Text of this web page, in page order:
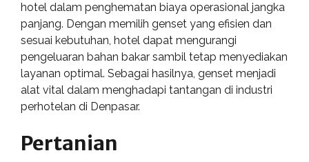
hotel dalam penghematan biaya operasional jangka
panjang. Dengan memilih genset yang efisien dan
sesuai kebutuhan, hotel dapat mengurangi
pengeluaran bahan bakar sambil tetap menyediakan
layanan optimal. Sebagai hasilnya, genset menjadi
alat vital dalam menghadapi tantangan di industri
perhotelan di Denpasar.
Pertanian